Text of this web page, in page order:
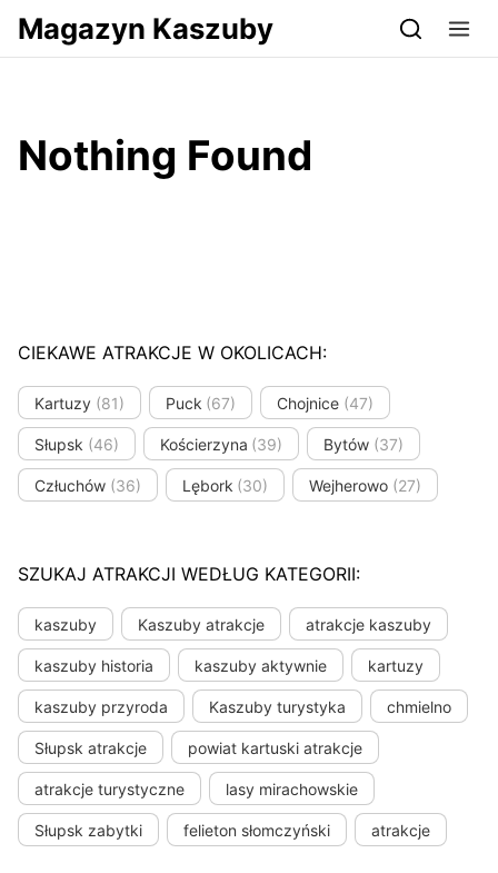
Przejdź do serwisu magazynkaszuby.pl
Magazyn Kaszuby
Nothing Found
CIEKAWE ATRAKCJE W OKOLICACH:
Kartuzy (81) Puck (67) Chojnice (47)
Słupsk (46) Kościerzyna (39) Bytów (37)
Człuchów (36) Lębork (30) Wejherowo (27)
SZUKAJ ATRAKCJI WEDŁUG KATEGORII:
kaszuby Kaszuby atrakcje atrakcje kaszuby
kaszuby historia kaszuby aktywnie kartuzy
kaszuby przyroda Kaszuby turystyka chmielno
Słupsk atrakcje powiat kartuski atrakcje
atrakcje turystyczne lasy mirachowskie
Słupsk zabytki felieton słomczyński atrakcje